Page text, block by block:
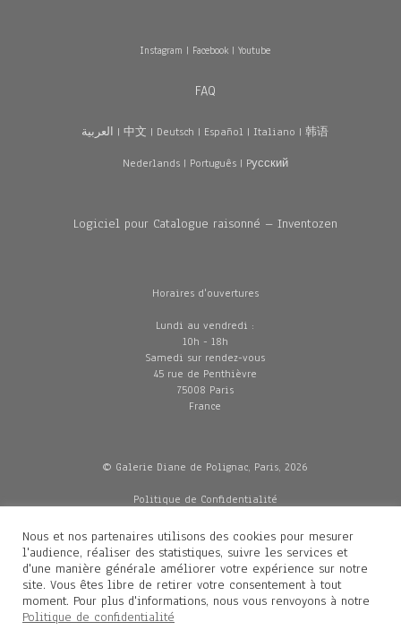
Instagram | Facebook| Youtube
FAQ
العربية | 中文 | Deutsch | Español | Italiano | 韩语
Nederlands| Português| Pусский
Logiciel pour Catalogue raisonné – Inventozen
Horaires d'ouvertures
Lundi au vendredi :
10h - 18h
Samedi sur rendez-vous
45 rue de Penthièvre
75008 Paris
France
© Galerie Diane de Polignac, Paris, 2026
Politique de Confidentialité
Mentions légales
Livraisons
Contacts
Nous et nos partenaires utilisons des cookies pour mesurer
l'audience, réaliser des statistiques, suivre les services et
d'une manière générale améliorer votre expérience sur notre
site. Vous êtes libre de retirer votre consentement à tout
moment. Pour plus d'informations, nous vous renvoyons à notre
Politique de confidentialité